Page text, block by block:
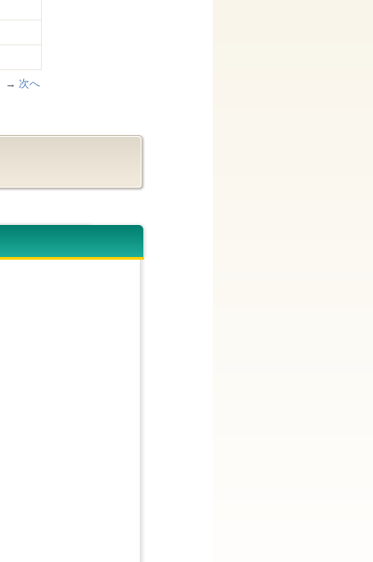
→ 次へ